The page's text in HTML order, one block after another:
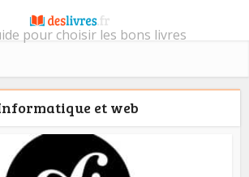
pour choisir les bons livres
et web